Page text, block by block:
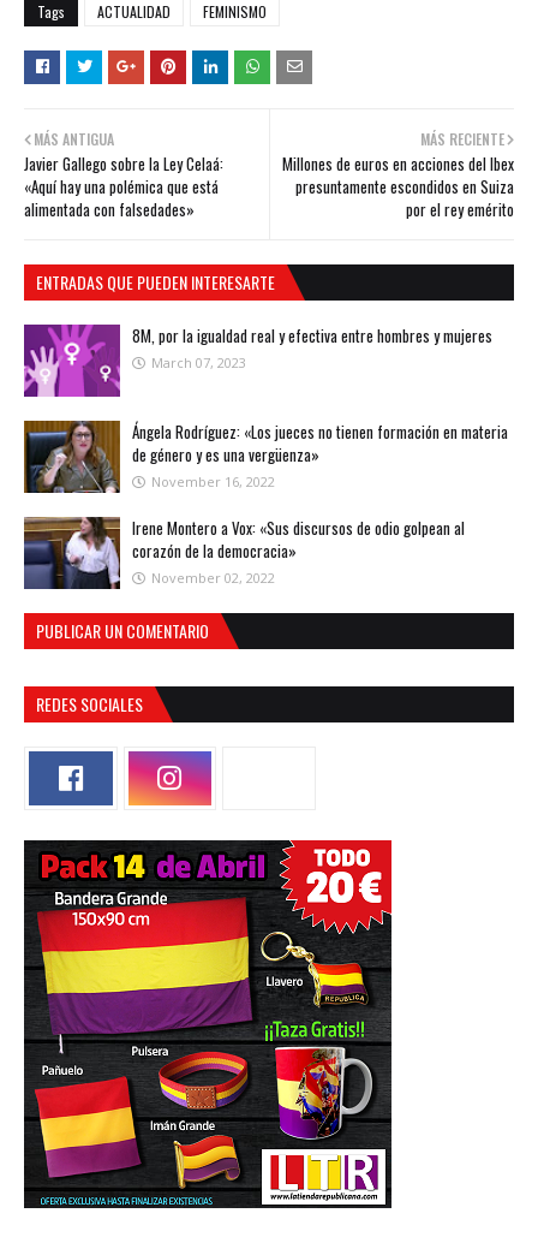
Tags ACTUALIDAD FEMINISMO
MÁS RECIENTE
Millones de euros en acciones del Ibex
presuntamente escondidos en Suiza
por el rey emérito
MÁS ANTIGUA
Javier Gallego sobre la Ley Celaá:
«Aquí hay una polémica que está
alimentada con falsedades»
ENTRADAS QUE PUEDEN INTERESARTE
8M, por la igualdad real y efectiva entre hombres y mujeres
March 07, 2023
Ángela Rodríguez: «Los jueces no tienen formación en materia
de género y es una vergüenza»
November 16, 2022
Irene Montero a Vox: «Sus discursos de odio golpean al
corazón de la democracia»
November 02, 2022
PUBLICAR UN COMENTARIO
REDES SOCIALES